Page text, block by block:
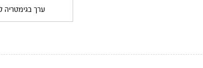
ערך בגימטריה